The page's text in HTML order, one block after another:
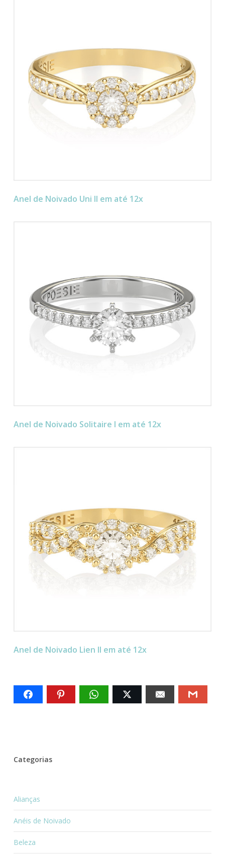
Anel de Noivado Uni II em até 12x
Anel de Noivado Solitaire I em até 12x
Anel de Noivado Lien II em até 12x
Categorias
Alianças
Anéis de Noivado
Beleza